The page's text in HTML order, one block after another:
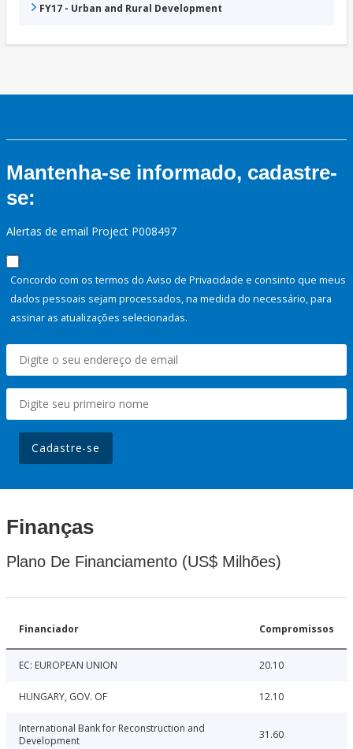
FY17 - Urban and Rural Development
Mantenha-se informado, cadastre-
se:
Alertas de email Project P008497
Concordo com os termos do Aviso de Privacidade e consinto que meus
dados pessoais sejam processados, na medida do necessário, para
assinar as atualizações selecionadas.
Cadastre-se
Finanças
Plano De Financiamento (US$ Milhões)
Financiador Compromissos
EC: EUROPEAN UNION 20.10
HUNGARY, GOV. OF 12.10
International Bank for Reconstruction and
Development
31.60